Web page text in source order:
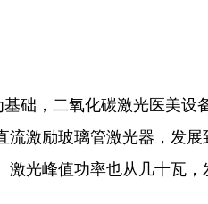
基础，二氧化碳激光医美
流激励玻璃管激光器，发
光峰值功率也从几十瓦，